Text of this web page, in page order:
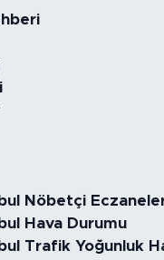
Nöbetçi
Hava Durumu
Trafik Yoğunluk